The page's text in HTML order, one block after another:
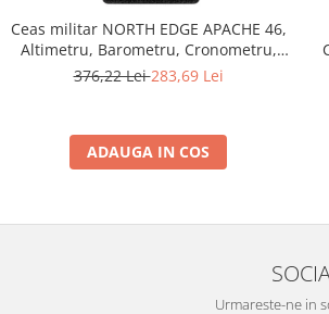
Ceas militar NORTH EDGE APACHE 46,
Altimetru, Barometru, Cronometru,
Termometru, Pedometru, Busola
376,22 Lei283,69 Lei
ADAUGA IN COS
Urmareste-ne in